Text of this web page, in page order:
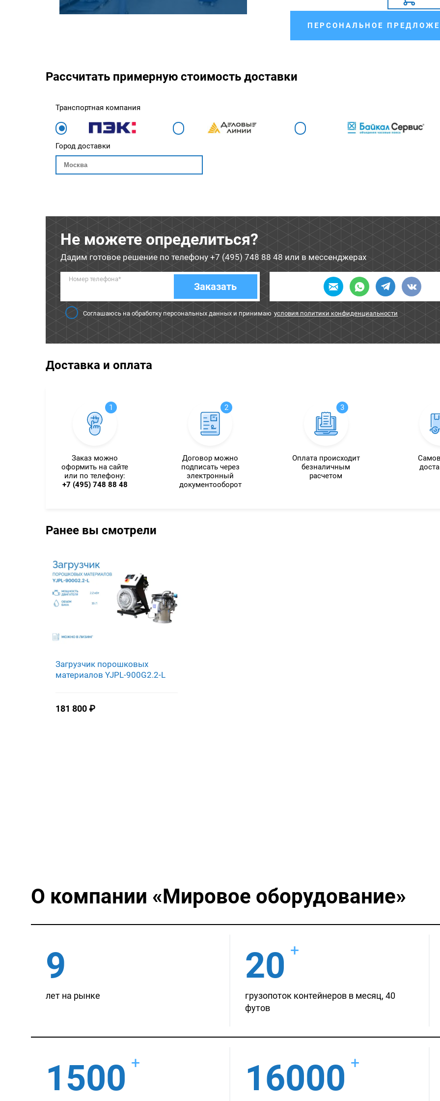
ПЕРСОНАЛЬНОЕ
Рассчитать примерную стоимость доставки
Транспортная компания
Город доставки
Не можете определиться?
Дадим готовое решение по телефону +7 (495) 748 88 48 или в мессенджерах
Номер телефона*
Заказать
Соглашаюсь на обработку персональных данных и принимаю условия политики конфиденциальности
Доставка и оплата
1
Заказ можно
оформить на сайте
или по телефону:
+7 (495) 748 88 48
2
Договор можно
подписать через
электронный
документооборот
3
Оплата происходит
безналичным
расчетом
Ранее вы смотрели
Загрузчик порошковых
материалов YJPL-900G2.2-L
181 800 ₽
О компании «Мировое оборудование»
9
лет на рынке
20 +
грузопоток контейнеров в месяц, 40
футов
1500 + 16000 +